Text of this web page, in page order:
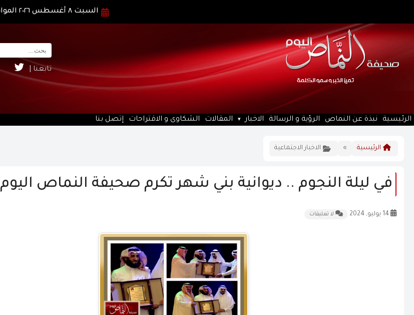
السبت ٨ أغسطس ٢٠٢٦ الموافق ٢٤ صفر ١٤٤٨ هـ
تابعنا |
الرئيسية نبذة عن النماص الرؤية و الرسالة الاخبار المقالات الشكاوى و الاقتراحات إتصل بنا
الرئيسية » الاخبار الاجتماعية
في ليلة النجوم .. ديوانية بني شهر تكرم صحيفة النماص اليوم
لا تعليقات